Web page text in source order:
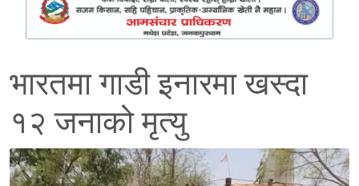
भारतमा गाडी इनारमा खस्दा
१२ जनाको मृत्यु